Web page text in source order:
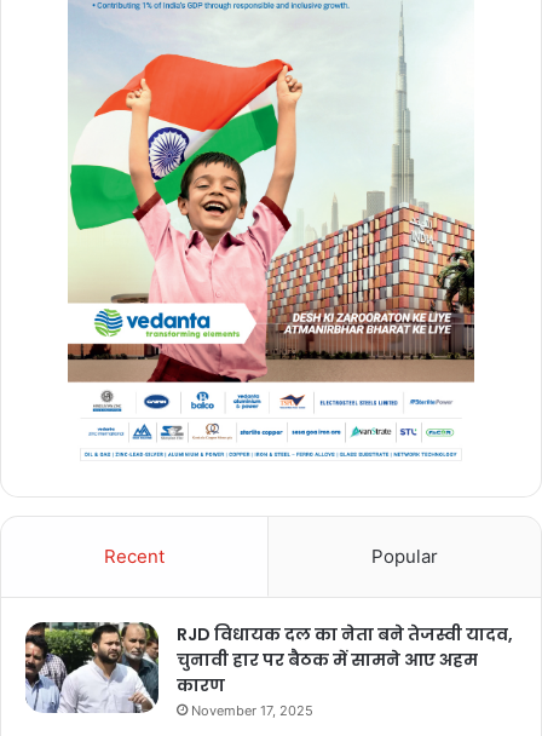
Recent Popular
RJD विधायक दल का नेता बने तेजस्वी यादव,
चुनावी हार पर बैठक में सामने आए अहम
कारण
November 17, 2025